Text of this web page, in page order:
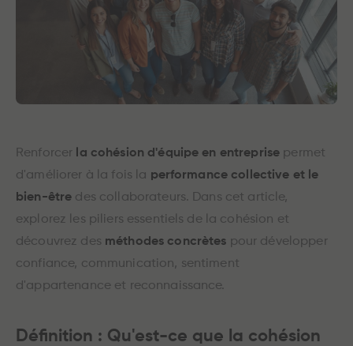
Renforcer la cohésion d'équipe en entreprise permet
d'améliorer à la fois la performance collective et le
bien-être des collaborateurs. Dans cet article,
explorez les piliers essentiels de la cohésion et
découvrez des méthodes concrètes pour développer
confiance, communication, sentiment
d'appartenance et reconnaissance.
Définition : Qu'est-ce que la cohésion